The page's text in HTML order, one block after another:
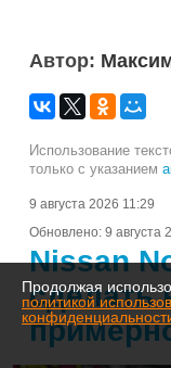
Автор:
Использование
только с указанием
9 августа 2026 11:29
Обновлено: 9 августа
Nissan
сделать
Продолжая
политикой